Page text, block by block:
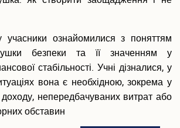
учасники ознайомилися з поняттям
безпеки та її значенням у
стабільності. Учні дізналися, у
вона є необхідною, зокрема у
непередбачуваних витрат або
обставин